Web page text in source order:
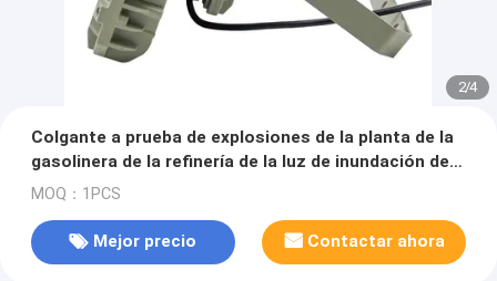
2/4
Colgante a prueba de explosiones de la planta de la
gasolinera de la refinería de la luz de inundación de
150w 200W LED 5000k
MOQ：1PCS
Mejor precio Contactar ahora